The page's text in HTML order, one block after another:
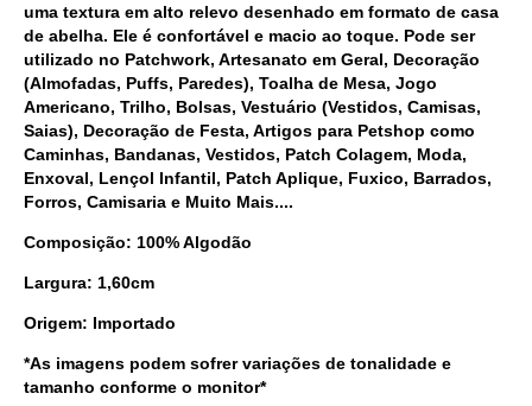
uma textura em alto relevo desenhado em formato de casa
de abelha. Ele é confortável e macio ao toque. Pode ser
utilizado no Patchwork, Artesanato em Geral, Decoração
(Almofadas, Puffs, Paredes), Toalha de Mesa, Jogo
Americano, Trilho, Bolsas, Vestuário (Vestidos, Camisas,
Saias), Decoração de Festa, Artigos para Petshop como
Caminhas, Bandanas, Vestidos, Patch Colagem, Moda,
Enxoval, Lençol Infantil, Patch Aplique, Fuxico, Barrados,
Forros, Camisaria e Muito Mais....
Composição: 100% Algodão
Largura: 1,60cm
Origem: Importado
*As imagens podem sofrer variações de tonalidade e
tamanho conforme o monitor*